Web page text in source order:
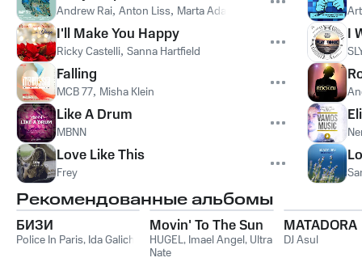
Andrew Rai, Anton Liss, Marta Adamchuk
I'll Make You Happy
Ricky Castelli, Sanna Hartfield
Falling
MCB 77, Misha Klein
Like A Drum
MBNN
Love Like This
Frey
I
Рекомендованные альбомы
БИЗИ
Police In Paris, Ida Galich
Movin' To The Sun
HUGEL, Imael Angel, Ultra
Nate
MATADORA
DJ Asul